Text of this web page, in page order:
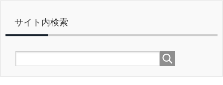
サイト内検索